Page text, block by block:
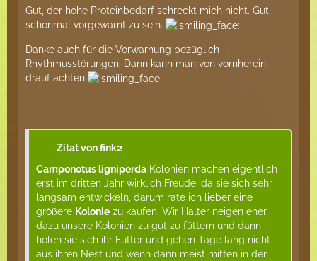
Gut, der hohe Proteinbedarf schreckt mich nicht. Gut,
schonmal vorgewarnt zu sein.
Danke auch für die Vorwarnung bezüglich
Rhythmusstörungen. Dann kann man von vornherein
drauf achten
Zitat von fink2
Camponotus ligniperda Kolonien machen eigentlich
erst im dritten Jahr wirklich Freude, da sie sich sehr
langsam entwickeln, darum rate ich lieber eine
größere Kolonie zu kaufen. Wir Halter neigen eher
dazu unsere Kolonien zu gut zu füttern und dann
holen sie sich ihr Futter und gehen Tage lang nicht
aus ihren Nest und wenn dann meist mitten in der